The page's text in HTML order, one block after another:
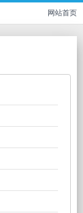
网站首页